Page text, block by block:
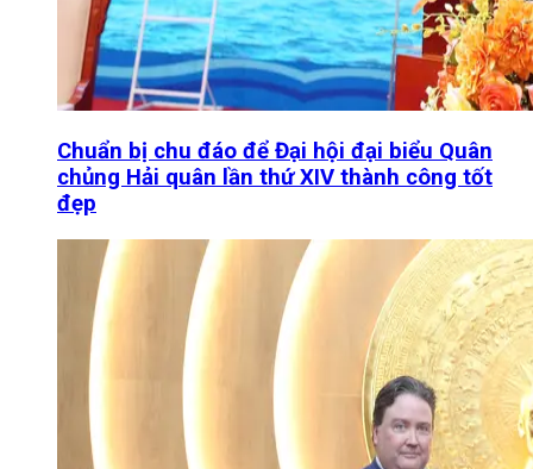
Chuẩn bị chu đáo để Đại hội đại biểu Quân
chủng Hải quân lần thứ XIV thành công tốt
đẹp